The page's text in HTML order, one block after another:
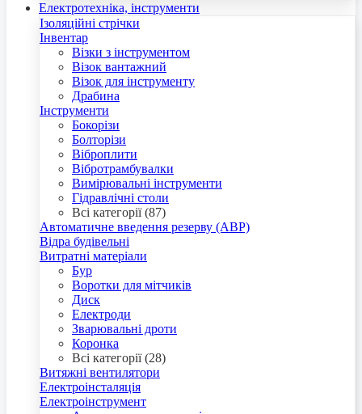
Електротехніка, інструменти
Ізоляційні стрічки
Інвентар
Візки з інструментом
Візок вантажний
Візок для інструменту
Драбина
Інструменти
Бокорізи
Болторізи
Віброплити
Вібротрамбувалки
Вимірювальні інструменти
Гідравлічні столи
Всі категорії (87)
Автоматичне введення резерву (АВР)
Відра будівельні
Витратні матеріали
Бур
Воротки для мітчиків
Диск
Електроди
Зварювальні дроти
Коронка
Всі категорії (28)
Витяжні вентилятори
Електроінсталяція
Електроінструмент